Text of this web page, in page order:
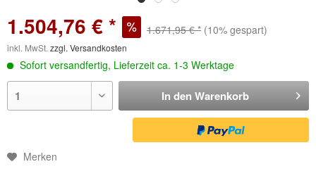
1.504,76 € * 1.671,95 € * (10% gespart)
inkl. MwSt. zzgl. Versandkosten
Sofort versandfertig, Lieferzeit ca. 1-3 Werktage
In den Warenkorb
Merken